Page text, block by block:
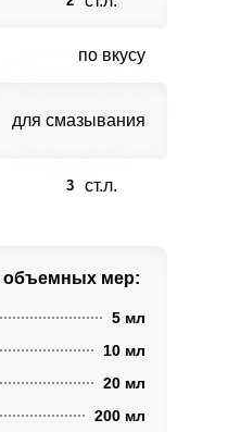
по вкусу
для смазывания
3 ст.л.
объемных мер:
5 мл
10 мл
20 мл
200 мл